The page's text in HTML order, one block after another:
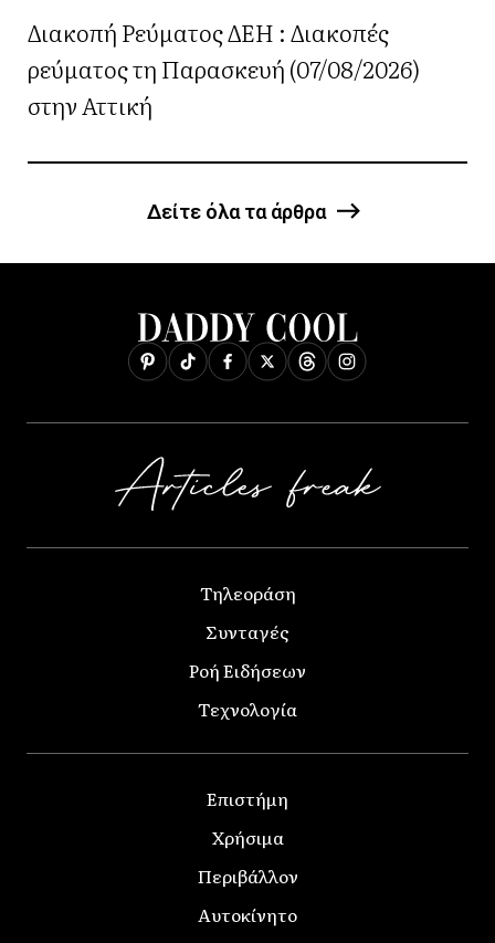
Διακοπή Ρεύματος ΔΕΗ : Διακοπές
ρεύματος τη Παρασκευή (07/08/2026)
στην Αττική
Δείτε όλα τα άρθρα
Τηλεοράση
Συνταγές
Ροή Ειδήσεων
Τεχνολογία
Επιστήμη
Χρήσιμα
Περιβάλλον
Αυτοκίνητο